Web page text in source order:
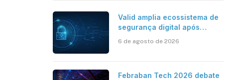
Valid amplia ecossistema de
segurança digital após
6 de agosto de 2026
Febraban Tech 2026 debate